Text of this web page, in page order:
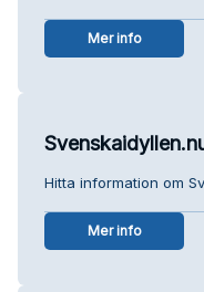
Mer info
Hitta information om
Mer info